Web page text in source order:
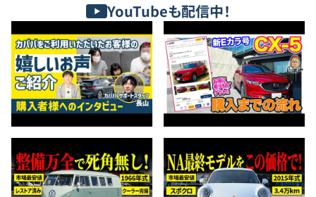
YouTubeも配信中！